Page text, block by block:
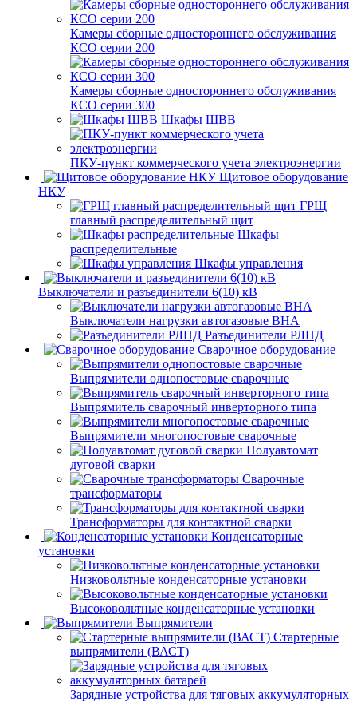
Камеры сборные одностороннего обслуживания
КСО серии 200
Камеры сборные одностороннего обслуживания
КСО серии 300
Шкафы ШВВ
ПКУ-пункт коммерческого учета электроэнергии
Щитовое оборудование
НКУ
ГРЩ
главный распределительный щит
Шкафы
распределительные
Шкафы управления
Выключатели и разъединители 6(10) кВ
Выключатели нагрузки автогазовые ВНА
Разъединители РЛНД
Сварочное оборудование
Выпрямители однопостовые сварочные
Выпрямитель сварочный инверторного типа
Выпрямители многопостовые сварочные
Полуавтомат
дуговой сварки
Сварочные
трансформаторы
Трансформаторы для контактной сварки
Конденсаторные
установки
Низковольтные конденсаторные установки
Высоковольтные конденсаторные установки
Выпрямители
Стартерные
выпрямители (ВАСТ)
Зарядные устройства для тяговых аккумуляторных